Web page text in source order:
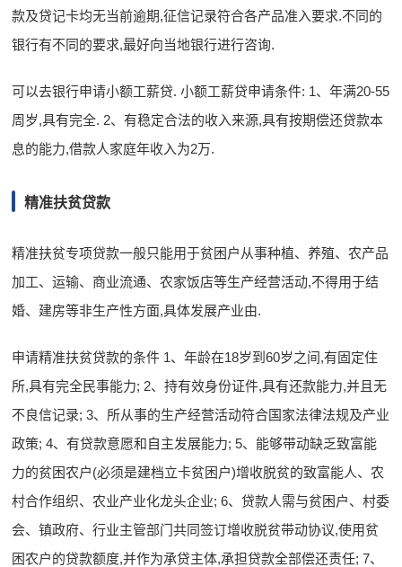
款及贷记卡均无当前逾期,征信记录符合各产品准入要求.不同的
银行有不同的要求,最好向当地银行进行咨询.
可以去银行申请小额工薪贷. 小额工薪贷申请条件: 1、年满20-55
周岁,具有完全. 2、有稳定合法的收入来源,具有按期偿还贷款本
息的能力,借款人家庭年收入为2万.
精准扶贫贷款
精准扶贫专项贷款一般只能用于贫困户从事种植、养殖、农产品
加工、运输、商业流通、农家饭店等生产经营活动,不得用于结
婚、建房等非生产性方面,具体发展产业由.
申请精准扶贫贷款的条件 1、年龄在18岁到60岁之间,有固定住
所,具有完全民事能力; 2、持有效身份证件,具有还款能力,并且无
不良信记录; 3、所从事的生产经营活动符合国家法律法规及产业
政策; 4、有贷款意愿和自主发展能力; 5、能够带动缺乏致富能
力的贫困农户(必须是建档立卡贫困户)增收脱贫的致富能人、农
村合作组织、农业产业化龙头企业; 6、贷款人需与贫困户、村委
会、镇政府、行业主管部门共同签订增收脱贫带动协议,使用贫
困农户的贷款额度,并作为承贷主体,承担贷款全部偿还责任; 7、